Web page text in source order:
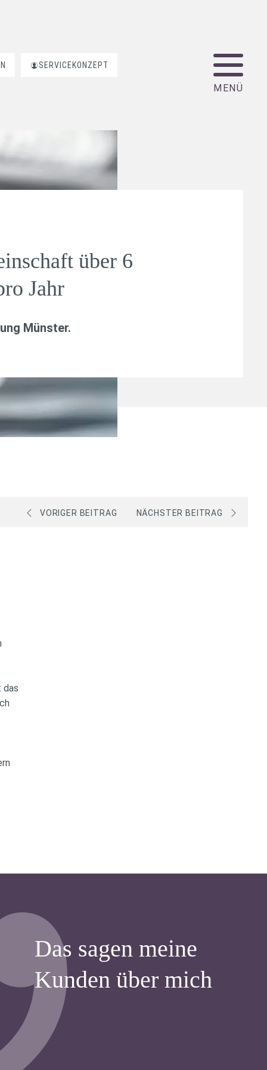
SERVICEKONZEPT
über 6
Jahr
Münster.
VORIGER BEITRAG NÄCHSTER BEITRAG
das
Das sagen meine
Kunden über mich